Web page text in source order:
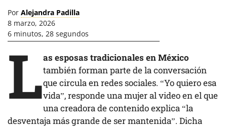
Por Alejandra Padilla
8 marzo, 2026
6 minutos, 28 segundos
Las esposas tradicionales en México
también forman parte de la conversación
que circula en redes sociales. “Yo quiero esa
vida”, responde una mujer al video en el que
una creadora de contenido explica “la
desventaja más grande de ser mantenida”. Dicha